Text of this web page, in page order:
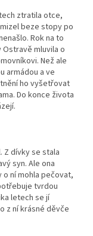
ztratila otce,
beze stopy po
Rok na to
mluvila o
Než ale
armádou a ve
ho vyšetřovat
Do konce života
Z dívky se stala
syn. Ale ona
ní mohla pečovat,
tvrdou
letech se jí
z ní krásné děvče